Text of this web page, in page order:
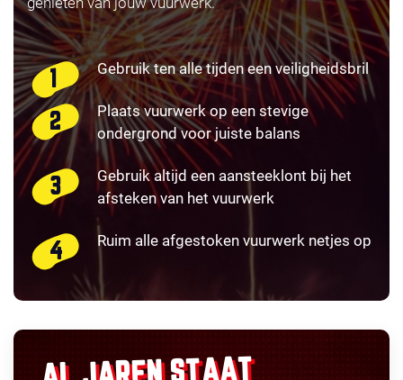
Gebruik ten alle tijden een veiligheidsbril
Plaats vuurwerk op een stevige
ondergrond voor juiste balans
Gebruik altijd een aansteeklont bij het
afsteken van het vuurwerk
Ruim alle afgestoken vuurwerk netjes op